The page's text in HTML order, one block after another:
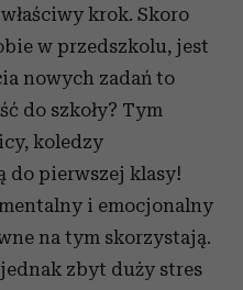
krok. Skoro
w przedszkolu, jest
nowych zadań to
do szkoły? Tym
koledzy
do pierwszej klasy!
i emocjonalny
na tym skorzystają.
zbyt duży stres